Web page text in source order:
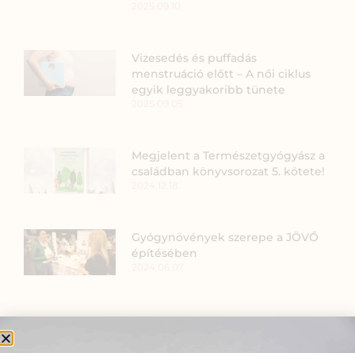
Vizesedés és puffadás
menstruáció előtt – A női ciklus
egyik leggyakoribb tünete
Megjelent a Természetgyógyász a
családban könyvsorozat 5. kötete!
Gyógynövények szerepe a JÖVŐ
építésében